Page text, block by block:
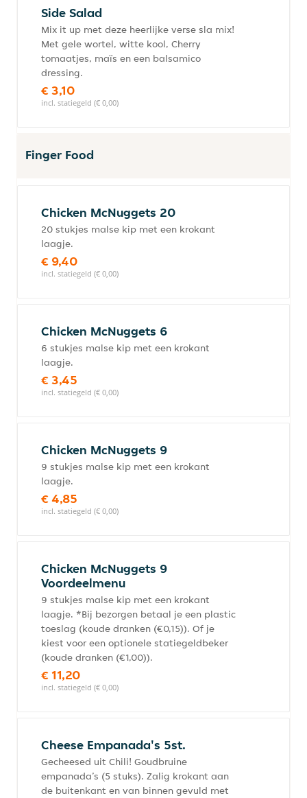
Side Salad
Mix it up met deze heerlijke verse sla mix!
Met gele wortel, witte kool, Cherry
tomaatjes, maïs en een balsamico
dressing.
€ 3,10
incl. statiegeld (€ 0,00)
Finger Food
Chicken McNuggets 20
20 stukjes malse kip met een krokant
laagje.
€ 9,40
incl. statiegeld (€ 0,00)
Chicken McNuggets 6
6 stukjes malse kip met een krokant
laagje.
€ 3,45
incl. statiegeld (€ 0,00)
Chicken McNuggets 9
9 stukjes malse kip met een krokant
laagje.
€ 4,85
incl. statiegeld (€ 0,00)
Chicken McNuggets 9
Voordeelmenu
9 stukjes malse kip met een krokant
laagje. *Bij bezorgen betaal je een plastic
toeslag (koude dranken (€0,15)). Of je
kiest voor een optionele statiegeldbeker
(koude dranken (€1,00)).
€ 11,20
incl. statiegeld (€ 0,00)
Cheese Empanada's 5st.
Gecheesed uit Chili! Goudbruine
empanada’s (5 stuks). Zalig krokant aan
de buitenkant en van binnen gevuld met